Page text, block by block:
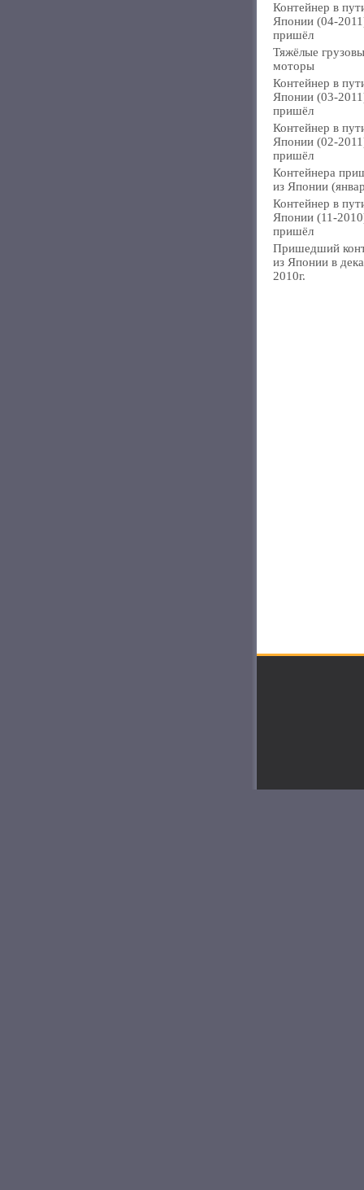
Контейнер в
Японии (04-
пришёл
Тяжёлые
моторы
Контейнер в
Японии (03-
пришёл
Контейнер в
Японии (02-
пришёл
Контейнера
из Японии
Контейнер в
Японии (11-
пришёл
Пришедший
из Японии в
2010г.